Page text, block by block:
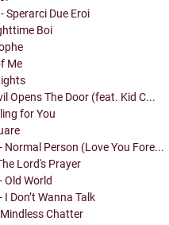
Sperarci Due Eroi
Boi
Me
Opens The Door (feat. Kid C...
for You
Normal Person (Love You Fore...
Lord's Prayer
Old World
Don’t Wanna Talk
Chatter